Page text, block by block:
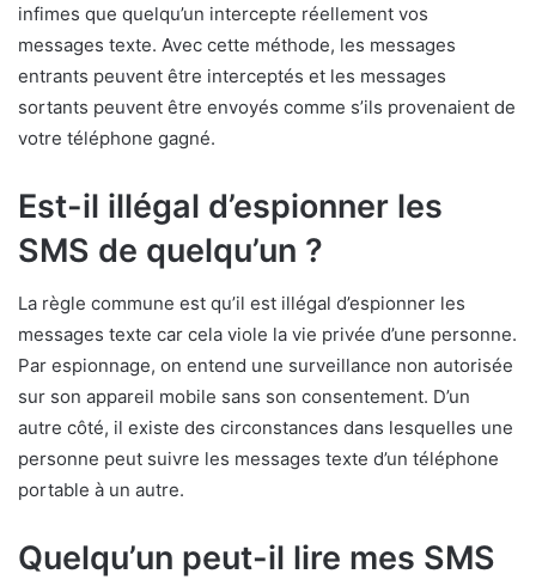
infimes que quelqu’un intercepte réellement vos
messages texte. Avec cette méthode, les messages
entrants peuvent être interceptés et les messages
sortants peuvent être envoyés comme s’ils provenaient de
votre téléphone gagné.
Est-il illégal d’espionner les
SMS de quelqu’un ?
La règle commune est qu’il est illégal d’espionner les
messages texte car cela viole la vie privée d’une personne.
Par espionnage, on entend une surveillance non autorisée
sur son appareil mobile sans son consentement. D’un
autre côté, il existe des circonstances dans lesquelles une
personne peut suivre les messages texte d’un téléphone
portable à un autre.
Quelqu’un peut-il lire mes SMS